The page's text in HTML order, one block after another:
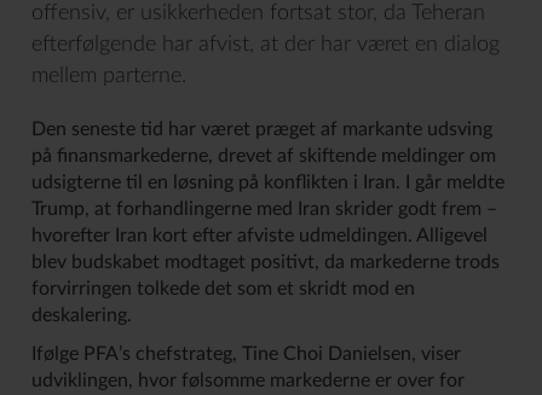
offensiv, er usikkerheden fortsat stor, da Teheran
efterfølgende har afvist, at der har været en dialog
mellem parterne.
Den seneste tid har været præget af markante udsving
på finansmarkederne, drevet af skiftende meldinger om
udsigterne til en løsning på konflikten i Iran. I går meldte
Trump, at forhandlingerne med Iran skrider godt frem –
hvorefter Iran kort efter afviste udmeldingen. Alligevel
blev budskabet modtaget positivt, da markederne trods
forvirringen tolkede det som et skridt mod en
deskalering.
Ifølge PFA’s chefstrateg, Tine Choi Danielsen, viser
udviklingen, hvor følsomme markederne er over for